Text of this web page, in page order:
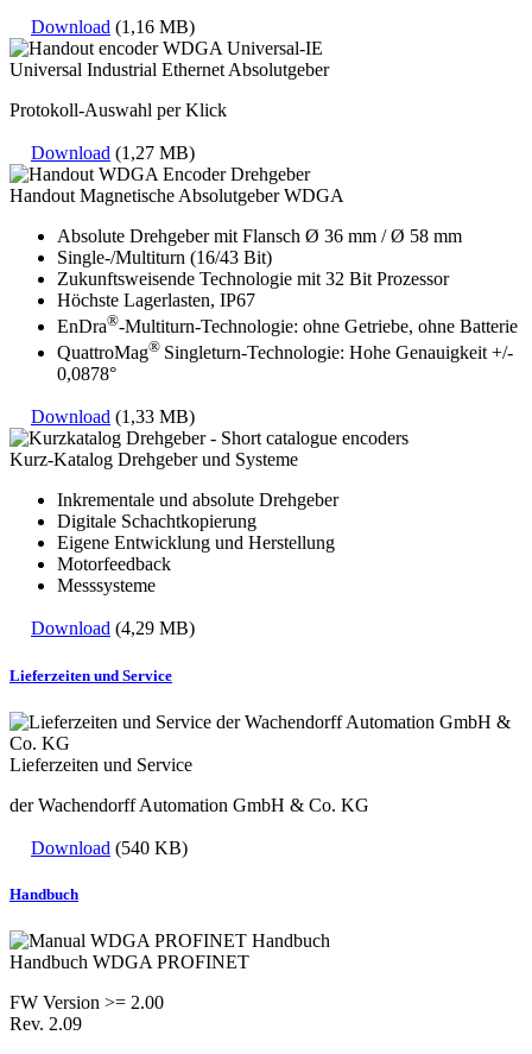
Download (1,16 MB)
Universal Industrial Ethernet Absolutgeber
Protokoll-Auswahl per Klick
Download (1,27 MB)
Handout Magnetische Absolutgeber WDGA
Absolute Drehgeber mit Flansch Ø 36 mm / Ø 58 mm
Single-/Multiturn (16/43 Bit)
Zukunftsweisende Technologie mit 32 Bit Prozessor
Höchste Lagerlasten, IP67
EnDra®-Multiturn-Technologie: ohne Getriebe, ohne Batterie
QuattroMag® Singleturn-Technologie: Hohe Genauigkeit +/-
0,0878°
Download (1,33 MB)
Kurz-Katalog Drehgeber und Systeme
Inkrementale und absolute Drehgeber
Digitale Schachtkopierung
Eigene Entwicklung und Herstellung
Motorfeedback
Messsysteme
Download (4,29 MB)
Lieferzeiten und Service
Lieferzeiten und Service
der Wachendorff Automation GmbH & Co. KG
Download (540 KB)
Handbuch
Handbuch WDGA PROFINET
FW Version >= 2.00
Rev. 2.09